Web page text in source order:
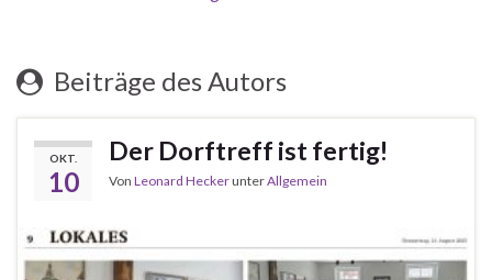
Beiträge des Autors
OKT.
10
Der Dorftreff ist fertig!
Von Leonard HeckerunterAllgemein